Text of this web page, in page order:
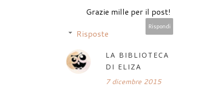
Grazie mille per il post!
Rispondi
Risposte
LA BIBLIOTECA
DI ELIZA
7 dicembre 2015